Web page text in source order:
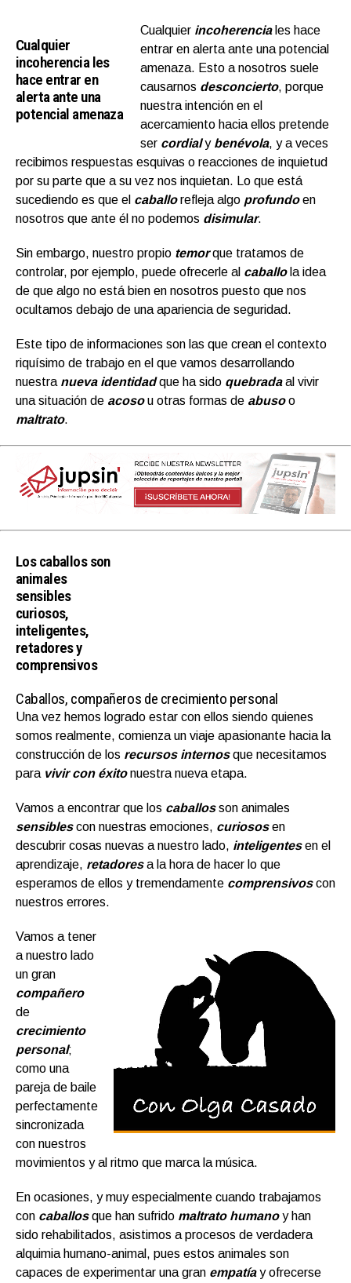
Cualquier
incoherencia les
hace entrar en
alerta ante una
potencial amenaza
Cualquier incoherenciales hace
entrar en alerta ante una potencial
amenaza. Esto a nosotros suele
causarnos desconcierto, porque
nuestra intención en el
acercamiento hacia ellos pretende
ser cordial y benévola, y a veces
recibimos respuestas esquivas o reacciones de inquietud
por su parte que a su vez nos inquietan. Lo que está
sucediendo es que el caballorefleja algo profundoen
nosotros que ante él no podemos disimular.
Sin embargo, nuestro propio temorque tratamos de
controlar, por ejemplo, puede ofrecerle al caballola idea
de que algo no está bien en nosotros puesto que nos
ocultamos debajo de una apariencia de seguridad.
Este tipo de informaciones son las que crean el contexto
riquísimo de trabajo en el que vamos desarrollando
nuestra nueva identidad que ha sido quebradaal vivir
una situación de acoso u otras formas de abusoo
maltrato.
Los caballos son
animales
sensibles
curiosos,
inteligentes,
retadores y
comprensivos
Caballos, compañeros de crecimiento personal
Una vez hemos logrado estar con ellos siendo quienes
somos realmente, comienza un viaje apasionante hacia la
construcción de los recursos internosque necesitamos
para vivir con éxitonuestra nueva etapa.
Vamos a encontrar que los caballosson animales
sensiblescon nuestras emociones, curiososen
descubrir cosas nuevas a nuestro lado, inteligentesen el
aprendizaje, retadores a la hora de hacer lo que
esperamos de ellos y tremendamente comprensivoscon
nuestros errores.
Vamos a tener
a nuestro lado
un gran
compañero
de
crecimiento
personal;
como una
pareja de baile
perfectamente
sincronizada
con nuestros
movimientos y al ritmo que marca la música.
En ocasiones, y muy especialmente cuando trabajamos
con caballosque han sufrido maltrato humanoy han
sido rehabilitados, asistimos a procesos de verdadera
alquimia humano-animal, pues estos animales son
capaces de experimentar una gran empatíay ofrecerse